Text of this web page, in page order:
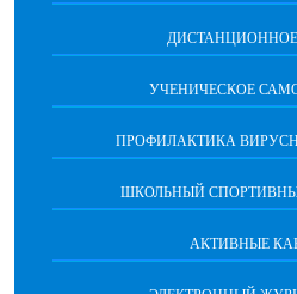
УЧЕНИЧЕСКОЕ
ПРОФИЛАКТИКА
ШКОЛЬНЫЙ
АКТИВНЫЕ